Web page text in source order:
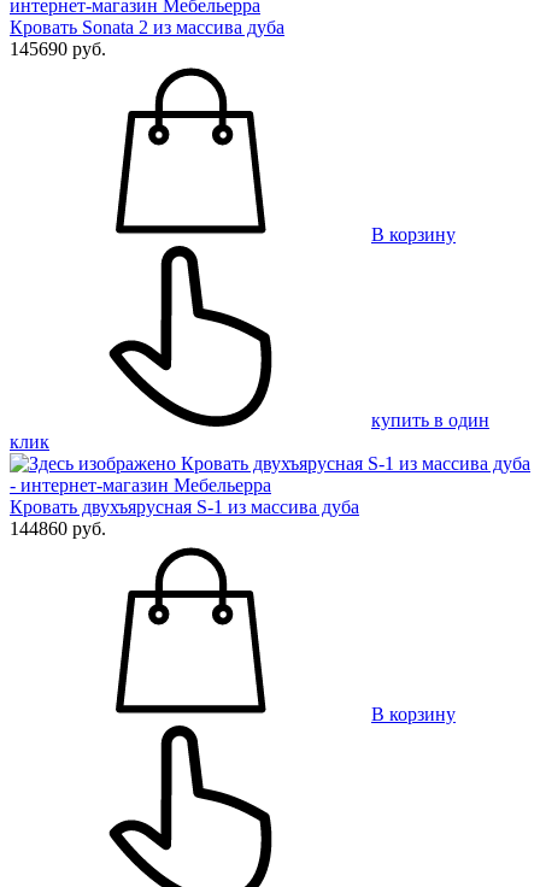
Кровать Sonata 2 из массива дуба
145690 руб.
В корзину
купить в один
клик
Кровать двухъярусная S-1 из массива дуба
144860 руб.
В корзину